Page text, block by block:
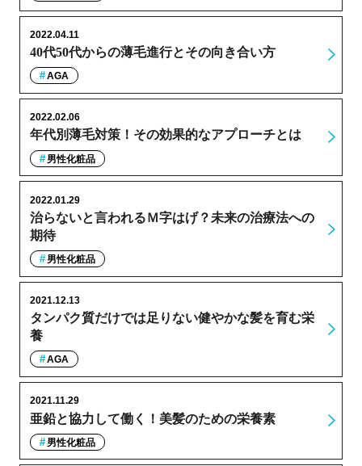
40代50代からの薄毛進行とその向き合い方
2022.04.11
AGA
年代別薄毛対策！その効果的なアプローチとは
2022.02.06
男性化粧品
治らないと言われるＭ字はげ？未来の治療法への
期待
2022.01.29
男性化粧品
タンパク質だけでは足りない健やかな髪を育む栄
養
2021.12.13
AGA
亜鉛と協力して働く！美髪のための栄養素
2021.11.29
男性化粧品